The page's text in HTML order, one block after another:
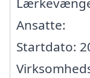
Ansatte:
Startdato: